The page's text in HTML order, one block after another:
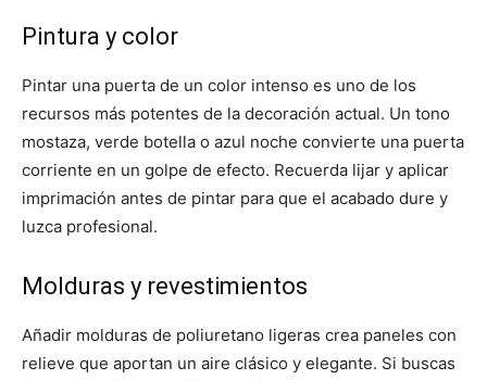
Pintura y color
Pintar una puerta de un color intenso es uno de los
recursos más potentes de la decoración actual. Un tono
mostaza, verde botella o azul noche convierte una puerta
corriente en un golpe de efecto. Recuerda lijar y aplicar
imprimación antes de pintar para que el acabado dure y
luzca profesional.
Molduras y revestimientos
Añadir molduras de poliuretano ligeras crea paneles con
relieve que aportan un aire clásico y elegante. Si buscas